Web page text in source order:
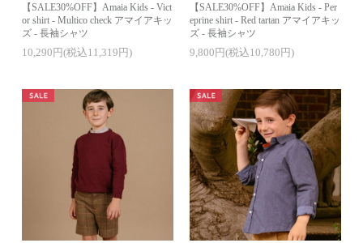
【SALE30%OFF】Amaia Kids - Vict
or shirt - Multico check アマイアキッ
ズ - 長袖シャツ
10,290円(税込11,319円)
【SALE30%OFF】Amaia Kids - Per
eprine shirt - Red tartan アマイアキッ
ズ - 長袖シャツ
9,800円(税込10,780円)